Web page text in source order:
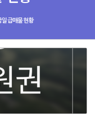
일 급매물 현황